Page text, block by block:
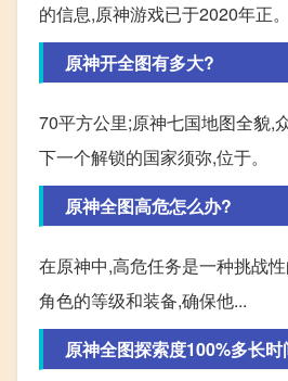
的信息,原神游戏已于2020年正。
原神开全图有多大?
70平方公里;原神七国地图全貌,
下一个解锁的国家须弥,位于。
原神全图高危怎么办?
在原神中,高危任务是一种挑战
角色的等级和装备,确保他...
原神全图探索度100%多长时